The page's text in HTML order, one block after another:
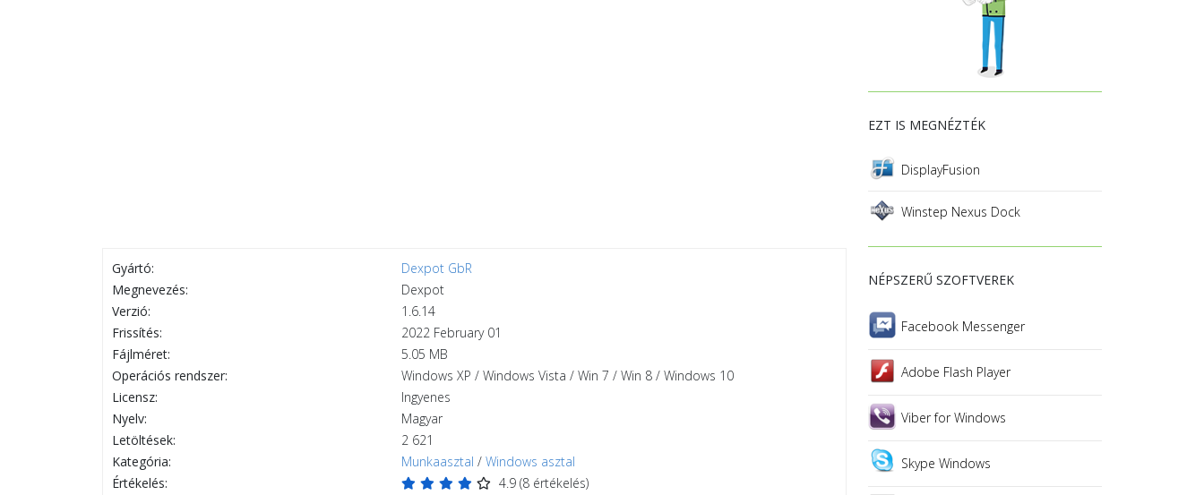
Gyártó:
Dexpot GbR
Megnevezés:
Dexpot
Verzió:
1.6.14
Frissítés:
2022 February 01
Fájlméret:
5.05 MB
Operációs rendszer:
Windows XP / Windows Vista / Win 7 / Win 8 / Windows 10
Licensz:
Ingyenes
Nyelv:
Magyar
Letöltések:
2 621
Kategória:
Munkaasztal / Windows asztal
Értékelés:
4.9 (8 értékelés)
EZT IS MEGNÉZTÉK
DisplayFusion
Winstep Nexus Dock
NÉPSZERŰ SZOFTVEREK
Facebook Messenger
Adobe Flash Player
Viber for Windows
Skype Windows